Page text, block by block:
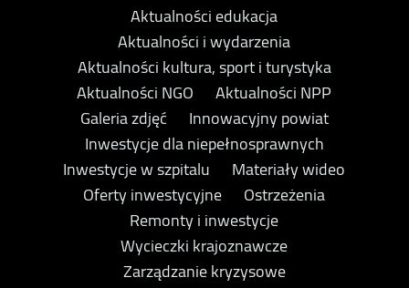
Aktualności edukacja
Aktualności i wydarzenia
Aktualności kultura, sport i turystyka
Aktualności NGO
Aktualności NPP
Galeria zdjęć
Innowacyjny powiat
Inwestycje dla niepełnosprawnych
Inwestycje w szpitalu
Materiały wideo
Oferty inwestycyjne
Ostrzeżenia
Remonty i inwestycje
Wycieczki krajoznawcze
Zarządzanie kryzysowe